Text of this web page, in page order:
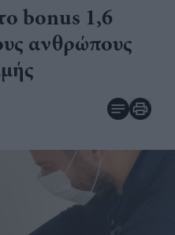
bonus 1,6
ανθρώπους